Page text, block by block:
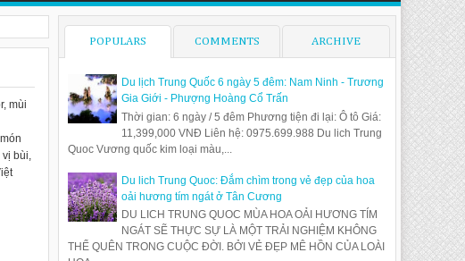
mùi
vị bùi,
POPULARS COMMENTS ARCHIVE
Du lịch Trung Quốc 6 ngày 5 đêm: Nam Ninh - Trương
Gia Giới - Phượng Hoàng Cổ Trấn
Thời gian: 6 ngày / 5 đêm Phương tiện đi lại: Ô tô Giá:
11,399,000 VNĐ Liên hệ: 0975.699.988 Du lich Trung
Quoc Vương quốc kim loại màu,...
Du lich Trung Quoc: Đắm chìm trong vẻ đẹp của hoa
oải hương tím ngát ở Tân Cương
DU LICH TRUNG QUOC MÙA HOA OẢI HƯƠNG TÍM
NGÁT SẼ THỰC SỰ LÀ MỘT TRẢI NGHIỆM KHÔNG
THỂ QUÊN TRONG CUỘC ĐỜI. BỞI VẺ ĐẸP MÊ HỒN CỦA LOÀI